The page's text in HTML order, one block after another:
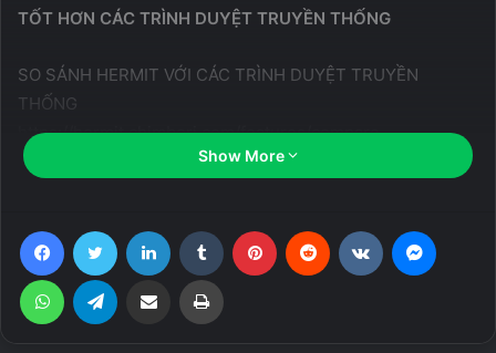
TỐT HƠN CÁC TRÌNH DUYỆT TRUYỀN THỐNG
SO SÁNH HERMIT VỚI CÁC TRÌNH DUYỆT TRUYỀN
THỐNG
https://hermit.chimbori.com/features/compare
The Sims™ Mobile (Unlimited Money)
26 July, 2023
Show More
FacebookTwitter LinkedIn Tumblr Pinterest Reddit VKontakte
WhatsAppTelegram Share via Email Print